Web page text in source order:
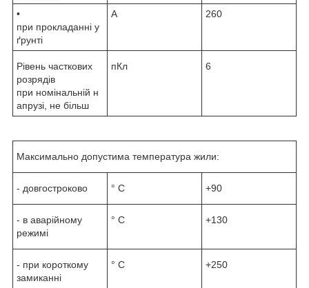
•
при прокладанні у
ґрунті
А 260
Рівень часткових
розрядів
при номінальній н
апрузі, не більш
пКл 6
Максимально допустима температура жили:
- довгостроково ° С +90
- в аварійному
режимі
° С +130
- при короткому
замиканні
° С +250